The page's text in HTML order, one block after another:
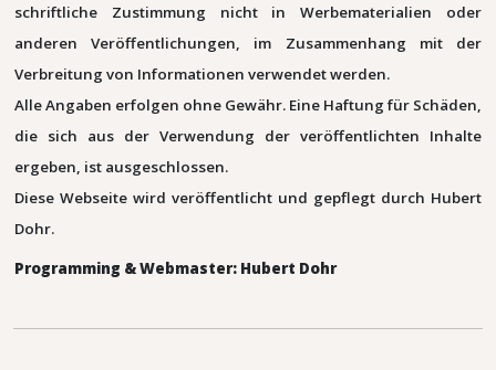
schriftliche Zustimmung nicht in Werbematerialien oder
anderen Veröffentlichungen, im Zusammenhang mit der
Verbreitung von Informationen verwendet werden.
Alle Angaben erfolgen ohne Gewähr. Eine Haftung für Schäden,
die sich aus der Verwendung der veröffentlichten Inhalte
ergeben, ist ausgeschlossen.
Diese Webseite wird veröffentlicht und gepflegt durch Hubert
Dohr.
Programming & Webmaster: Hubert Dohr